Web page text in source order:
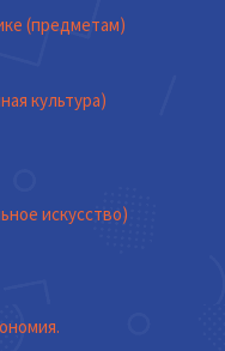
(предметам)
культура)
искусство)